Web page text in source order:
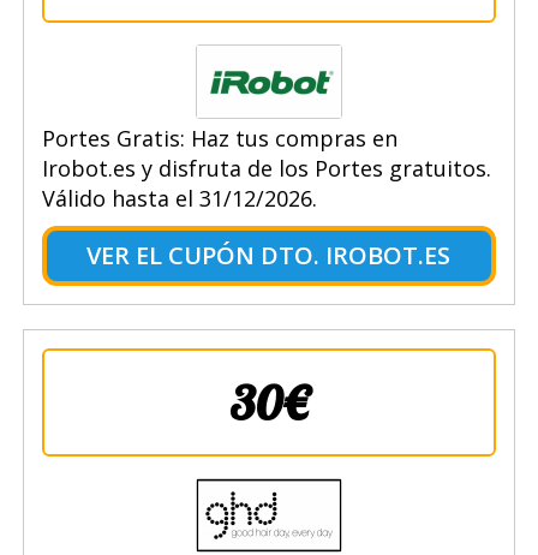
Portes Gratis: Haz tus compras en
Irobot.es y disfruta de los Portes gratuitos.
Válido hasta el 31/12/2026.
VER EL CUPÓN DTO. IROBOT.ES
30€